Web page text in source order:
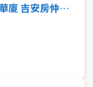
獨家 花蓮車站平車二房屋新華廈 吉安房仲推薦